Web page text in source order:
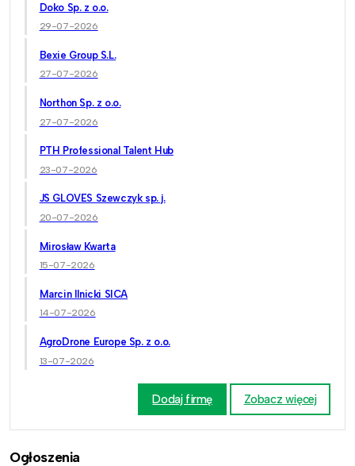
Doko Sp. z o.o.
29-07-2026
Bexie Group S.L.
27-07-2026
Northon Sp. z o.o.
27-07-2026
PTH Professional Talent Hub
23-07-2026
JS GLOVES Szewczyk sp. j.
20-07-2026
Mirosław Kwarta
15-07-2026
Marcin Ilnicki SICA
14-07-2026
AgroDrone Europe Sp. z o.o.
13-07-2026
Dodaj firmę Zobacz więcej
Ogłoszenia